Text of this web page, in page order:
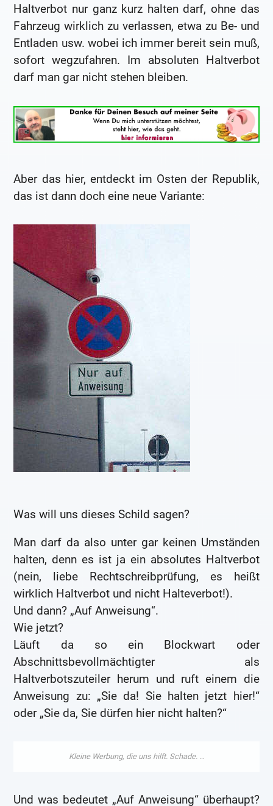
Haltverbot nur ganz kurz halten darf, ohne das
Fahrzeug wirklich zu verlassen, etwa zu Be- und
Entladen usw. wobei ich immer bereit sein muß,
sofort wegzufahren. Im absoluten Haltverbot
darf man gar nicht stehen bleiben.
Aber das hier, entdeckt im Osten der Republik,
das ist dann doch eine neue Variante:
Was will uns dieses Schild sagen?
Man darf da also unter gar keinen Umständen
halten, denn es ist ja ein absolutes Haltverbot
(nein, liebe Rechtschreibprüfung, es heißt
wirklich Haltverbot und nicht Halteverbot!).
Und dann? „Auf Anweisung“.
Wie jetzt?
Läuft da so ein Blockwart oder
Abschnittsbevollmächtigter als
Haltverbotszuteiler herum und ruft einem die
Anweisung zu: „Sie da! Sie halten jetzt hier!“
oder „Sie da, Sie dürfen hier nicht halten?“
Und was bedeutet „Auf Anweisung“ überhaupt?